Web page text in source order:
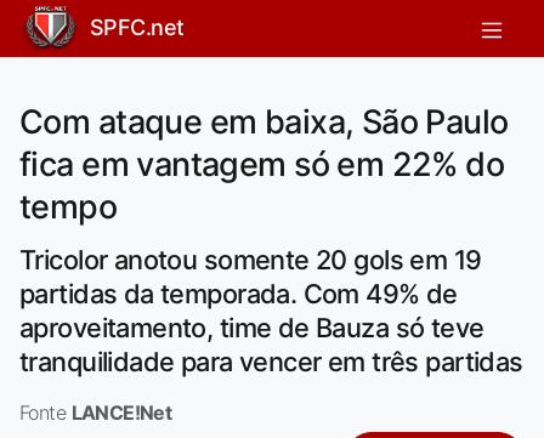
SPFC.net
Com ataque em baixa, São Paulo
fica em vantagem só em 22% do
tempo
Tricolor anotou somente 20 gols em 19
partidas da temporada. Com 49% de
aproveitamento, time de Bauza só teve
tranquilidade para vencer em três partidas
Fonte LANCE!Net